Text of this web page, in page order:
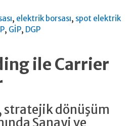
, elektrik borsası, spot elektrik
, GİP, DGP
ile Carrier
dönüşüm
Sanayi ve